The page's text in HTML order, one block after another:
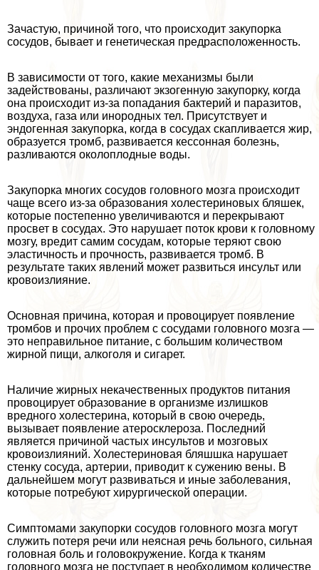
Зачастую, причиной того, что происходит закупорка
сосудов, бывает и генетическая предрасположенность.
В зависимости от того, какие механизмы были
задействованы, различают экзогенную закупорку, когда
она происходит из-за попадания бактерий и паразитов,
воздуха, газа или инородных тел. Присутствует и
эндогенная закупорка, когда в сосудах скапливается жир,
образуется тромб, развивается кессонная болезнь,
разливаются околоплодные воды.
Закупорка многих сосудов головного мозга происходит
чаще всего из-за образования холестериновых бляшек,
которые постепенно увеличиваются и перекрывают
просвет в сосудах. Это нарушает поток крови к головному
мозгу, вредит самим сосудам, которые теряют свою
эластичность и прочность, развивается тромб. В
результате таких явлений может развиться инсульт или
кровоизлияние.
Основная причина, которая и провоцирует появление
тромбов и прочих проблем с сосудами головного мозга —
это неправильное питание, с большим количеством
жирной пищи, алкоголя и сигарет.
Наличие жирных некачественных продуктов питания
провоцирует образование в организме излишков
вредного холестерина, который в свою очередь,
вызывает появление атеросклероза. Последний
является причиной частых инсультов и мозговых
кровоизлияний. Холестериновая бляшшка нарушает
стенку сосуда, артерии, приводит к сужению вены. В
дальнейшем могут развиваться и иные заболевания,
которые потребуют хирургической операции.
Симптомами закупорки сосудов головного мозга могут
служить потеря речи или неясная речь больного, сильная
головная боль и головокружение. Когда к тканям
головного мозга не поступает в необходимом количестве